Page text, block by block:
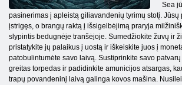
Sea
pasinerimas į apleistą giliavandenių tyrimų stotį.
įstrigęs, o brangų raktą į išsigelbėjimą praryja
slypintis bedugnėje tranšėjoje. Sumedžiokite žuvų ir
pristatykite jų palaikus į uostą ir iškeiskite juos į
patobulintumėte savo laivą. Sustiprinkite savo
greitas torpedas ir padidinkite amunicijos atsargas,
trapų povandeninį laivą galinga kovos mašina.